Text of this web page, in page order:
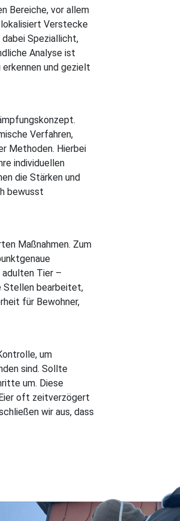
Bereiche, vor allem
Verstecke
Speziallicht,
Analyse ist
und gezielt
Verfahren,
Methoden. Hierbei
individuellen
die Stärken und
bewusst
Maßnahmen. Zum
adulten Tier –
Stellen bearbeitet,
für Bewohner,
um
sind. Sollte
um. Diese
oft zeitverzögert
wir aus, dass